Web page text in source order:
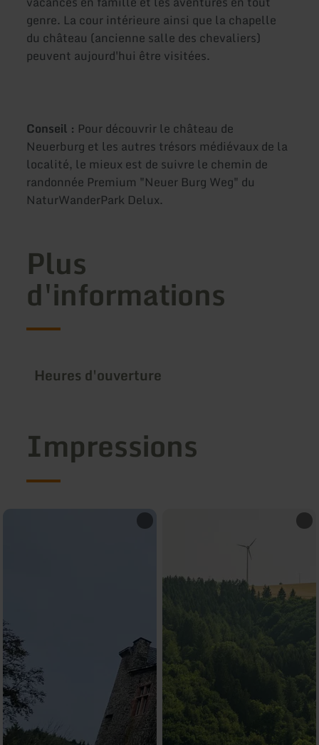
genre. La cour intérieure ainsi que la chapelle
du château (ancienne salle des chevaliers)
peuvent aujourd'hui être visitées.
Conseil : Pour découvrir le château de
Neuerburg et les autres trésors médiévaux de la
localité, le mieux est de suivre le chemin de
randonnée Premium "Neuer Burg Weg" du
NaturWanderPark Delux.
Plus
d'informations
Heures d'ouverture
Impressions